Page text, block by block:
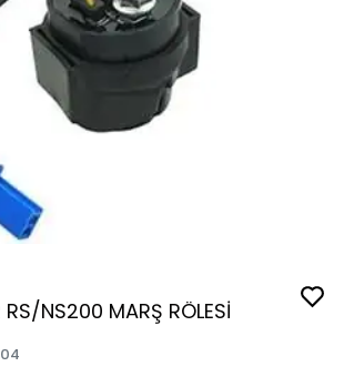
RS/NS200 MARŞ RÖLESİ